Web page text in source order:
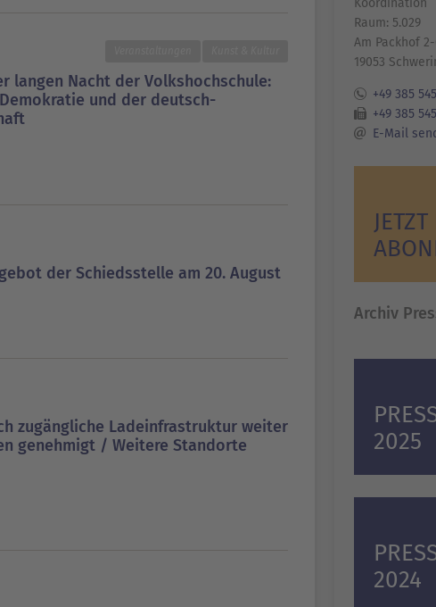
langen Nacht der Volkshochschule:
und der deutsch-
der Schiedsstelle am 20. August
zugängliche Ladeinfrastruktur weiter
genehmigt / Weitere Standorte
Raum: 5.029
Am Packhof
19053
+49 385
+49 385
E-Mail
Archiv
2025
2024